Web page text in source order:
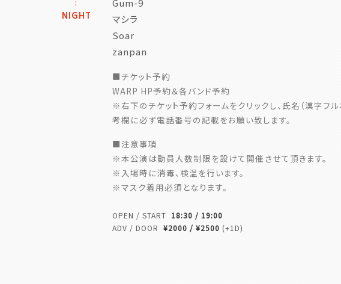
NIGHT
Gum-9
マシラ
Soar
zanpan
■チケット予約
WARP HP予約＆各バンド予約
※右下のチケット予約フォームをクリックし、氏名（漢字フル
考欄に必ず電話番号の記載をお願い致します。
■注意事項
※本公演は動員人数制限を設けて開催させて頂きます。
※入場時に消毒、検温を行います。
※マスク着用必須となります。
OPEN / START 18:30 / 19:00
ADV / DOOR
¥2000 / ¥2500 (+1D)